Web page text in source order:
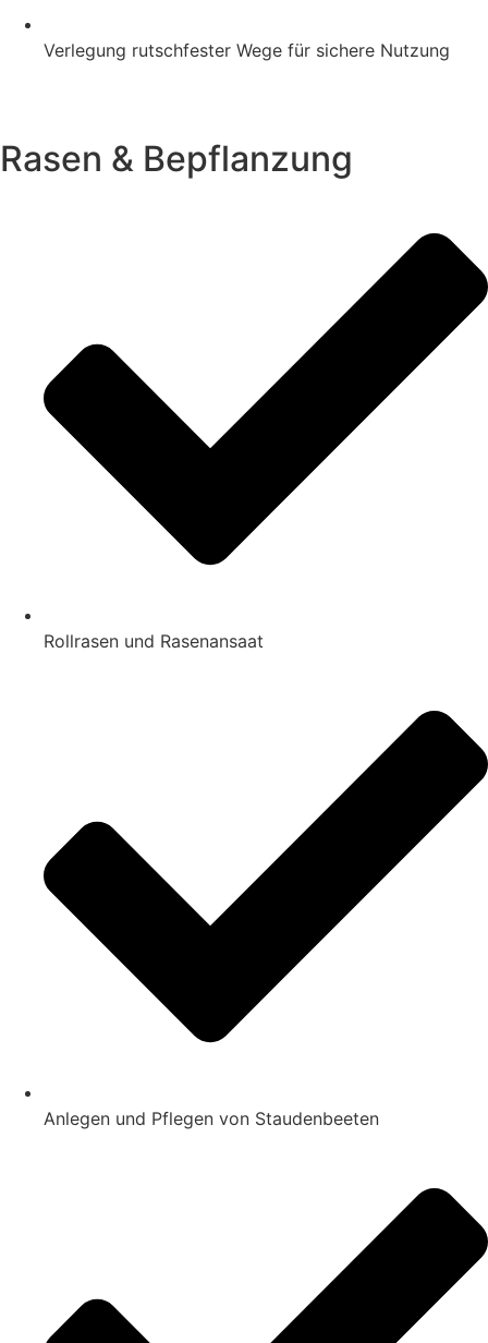
Verlegung rutschfester Wege für sichere Nutzung
Rasen & Bepflanzung
Rollrasen und Rasenansaat
Anlegen und Pflegen von Staudenbeeten